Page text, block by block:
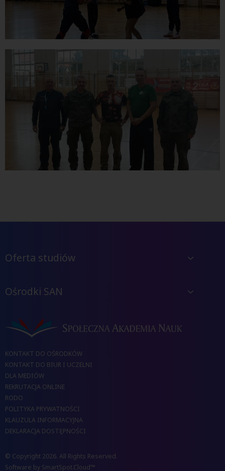
Oferta studiów
Ośrodki SAN
KONTAKT DO OŚRODKÓW
KONTAKT DO BIUR I UCZELNI
DLA MEDIÓW
REKRUTACJA ONLINE
RODO
POLITYKA PRYWATNOŚCI
KLAUZULA INFORMACYJNA
DEKLARACJA DOSTĘPNOŚCI
© Copyright 2026. All Rights Reserved.
Software by SmartSpot.Cloud™